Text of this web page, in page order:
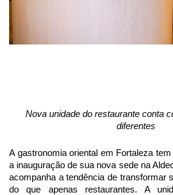
Nova unidade do restaurante conta
diferentes
A gastronomia oriental em Fortaleza
a inauguração de sua nova sede na
acompanha a tendência de transformar
do que apenas restaurantes. A